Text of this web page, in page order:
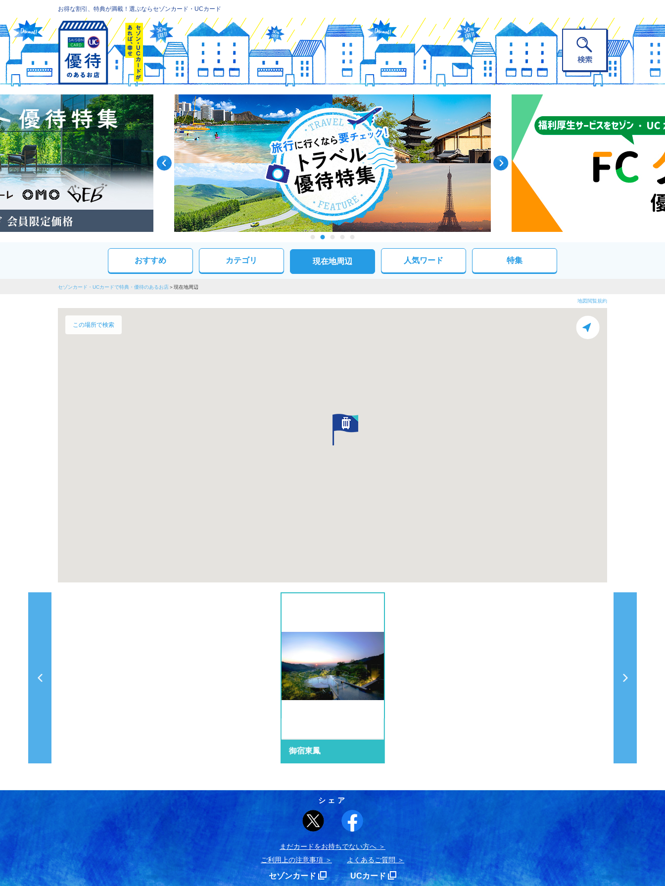
お得な割引、特典が満載！選ぶならセゾンカード・UCカード
おすすめ カテゴリ 現在地周辺 人気ワード 特集
セゾンカード・UCカードで特典・優待のあるお店 現在地周辺
地図閲覧規約
この場所で検索
御宿東鳳
シェア
まだカードをお持ちでない⽅へ
ご利用上の注意事項
よくあるご質問
セゾンカード UCカード